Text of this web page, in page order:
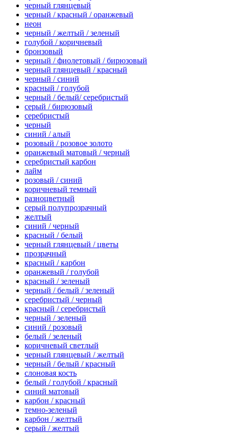
черный глянцевый
черный / красный / оранжевый
неон
черный / желтый / зеленый
голубой / коричневый
бронзовый
черный / фиолетовый / бирюзовый
черный глянцевый / красный
черный / синий
красный / голубой
черный / белый/ серебристый
серый / бирюзовый
серебристый
черный
синий / алый
розовый / розовое золото
оранжевый матовый / черный
серебристый карбон
лайм
розовый / синий
коричневый темный
разноцветный
серый полупрозрачный
желтый
синий / черный
красный / белый
черный глянцевый / цветы
прозрачный
красный / карбон
оранжевый / голубой
красный / зеленый
черный / белый / зеленый
серебристый / черный
красный / серебристый
черный / зеленый
синий / розовый
белый / зеленый
коричневый светлый
черный глянцевый / желтый
черный / белый / красный
слоновая кость
белый / голубой / красный
синий матовый
карбон / красный
темно-зеленый
карбон / желтый
серый / желтый